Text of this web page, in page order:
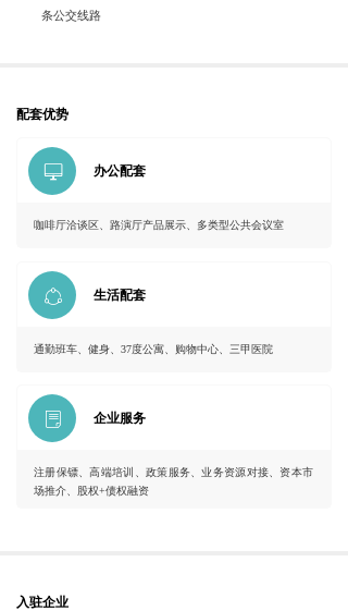
企业服务
ꂓ
注册保镖、高端培训、政策服务、业务资源对接、资本市
场推介、股权+债权融资
ꀖ 办公配套
咖啡厅洽谈区、路演厅产品展示、多类型公共会议室
通勤班车、健身、37度公寓、购物中心、三甲医院
生活配套
ꁢ
配套优势
入驻企业
条公交线路